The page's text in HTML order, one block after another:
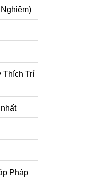
Thích Trí
Pháp